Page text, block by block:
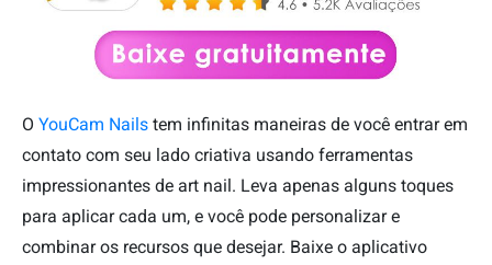
O YouCam Nails tem infinitas maneiras de você entrar em
contato com seu lado criativa usando ferramentas
impressionantes de art nail. Leva apenas alguns toques
para aplicar cada um, e você pode personalizar e
combinar os recursos que desejar. Baixe o aplicativo